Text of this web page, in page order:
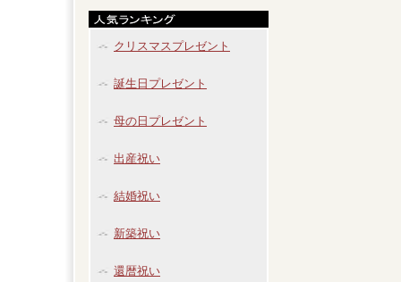
クリスマスプレゼント
誕生日プレゼント
母の日プレゼント
出産祝い
結婚祝い
新築祝い
還暦祝い